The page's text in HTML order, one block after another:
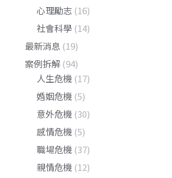
心理勵志 (16)
社會科學 (14)
最新消息 (19)
案例拆解 (94)
人生危機 (17)
婚姻危機 (5)
意外危機 (30)
感情危機 (5)
職場危機 (37)
親情危機 (12)